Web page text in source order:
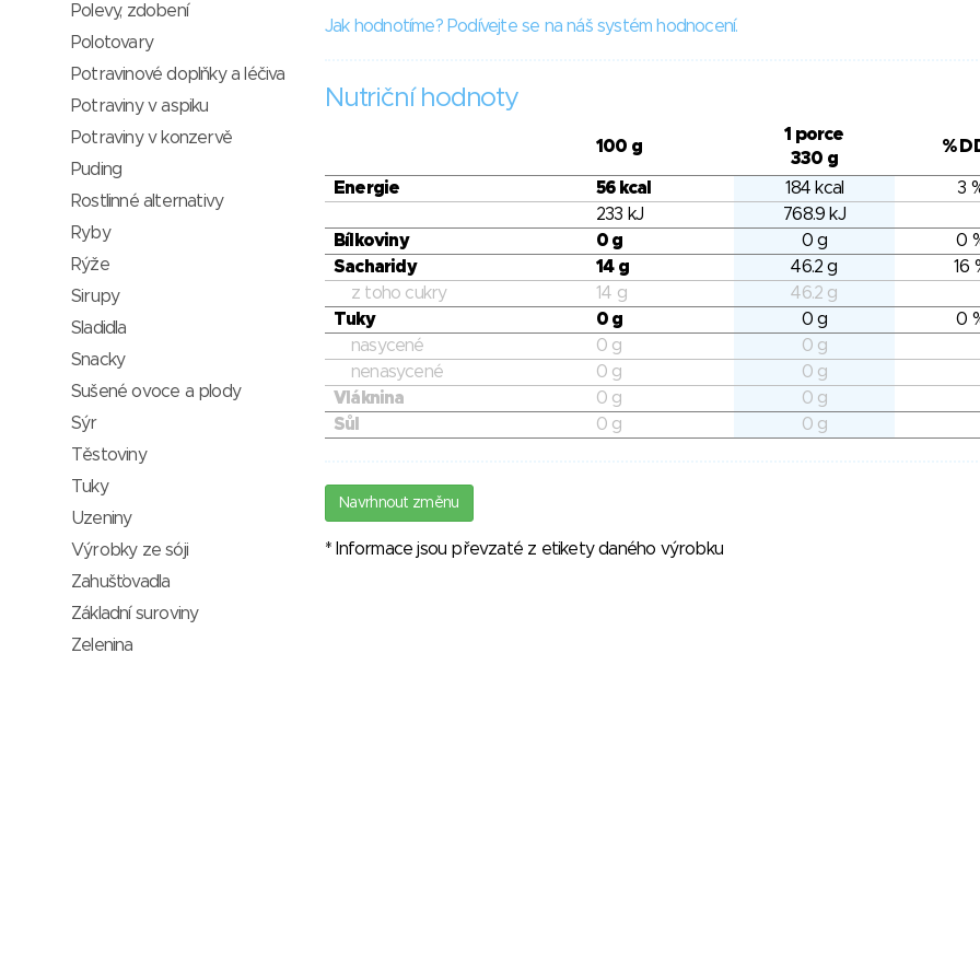
Jak hodnotíme? Podívejte se na náš systém hodnocení.
Nutriční hodnoty
100 g
1 porce
330 g
%
Energie 56 kcal 184 kcal
3
233 kJ
768.9 kJ
Bílkoviny
0 g 0 g
0
Sacharidy
14 g 46.2 g
16
z toho cukry
14 g
46.2 g
Tuky
0 g 0 g
0
nasycené
0 g
0 g
nenasycené
0 g
0 g
Vláknina
0 g
0 g
Sůl
0 g 0 g
Navrhnout změnu
* Informace jsou převzaté z etikety daného výrobku
Polevy, zdobení
Polotovary
Potravinové doplňky a léčiva
Potraviny v aspiku
Potraviny v konzervě
Puding
Rostlinné alternativy
Ryby
Rýže
Sirupy
Sladidla
Snacky
Sušené ovoce a plody
Sýr
Těstoviny
Tuky
Uzeniny
Výrobky ze sóji
Zahušťovadla
Základní suroviny
Zelenina